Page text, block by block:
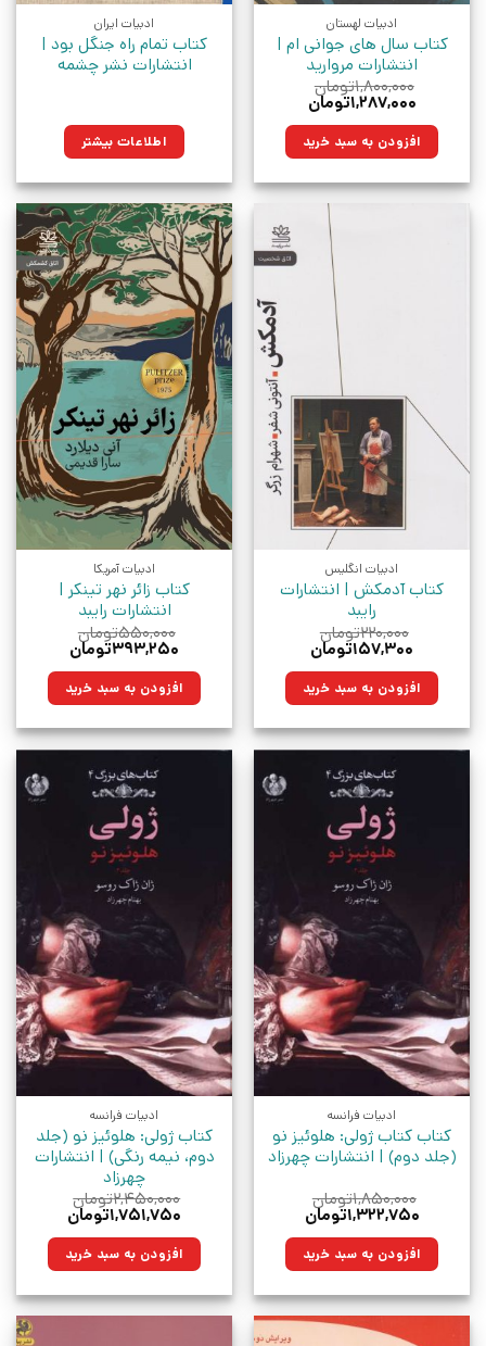
ادبیات لهستان
کتاب سال های جوانی ام |
انتشارات مروارید
۱,۸۰۰,۰۰۰تومان
قیمت
۱,۸۰۰,۰۰۰تومان
بود.
۱,۲۸۷,۰۰۰تومان
۱,۲۸۷,۰۰۰تومان.افزودن به سبد خرید
ادبیات ایران
کتاب تمام راه جنگل بود |
انتشارات نشر چشمه
اطلاعات بیشتر
ادبیات انگلیس
کتاب آدمکش | انتشارات
رایبد
۲۲۰,۰۰۰تومان
قیمت
۲۲۰,۰۰۰تومان
بود.
۱۵۷,۳۰۰تومان
۱۵۷,۳۰۰تومان.افزودن به سبد خرید
ادبیات آمریکا
کتاب زائر نهر تینکر |
انتشارات رایبد
۵۵۰,۰۰۰تومان
قیمت
۵۵۰,۰۰۰تومان
بود.
۳۹۳,۲۵۰تومان
۳۹۳,۲۵۰تومان.افزودن به سبد خرید
ادبیات فرانسه
کتاب کتاب ژولی: هلوئیز نو
(جلد دوم) | انتشارات چهرزاد
۱,۸۵۰,۰۰۰تومان
قیمت
۱,۸۵۰,۰۰۰تومان
بود.
۱,۳۲۲,۷۵۰تومان
۱,۳۲۲,۷۵۰تومان. افزودن به سبد خرید
ادبیات فرانسه
کتاب ژولی: هلوئیز نو (جلد
دوم، نیمه رنگی) | انتشارات
چهرزاد
۲,۴۵۰,۰۰۰تومان
قیمت
۲,۴۵۰,۰۰۰تومان
بود.
۱,۷۵۱,۷۵۰تومان
۱,۷۵۱,۷۵۰تومان. افزودن به سبد خرید